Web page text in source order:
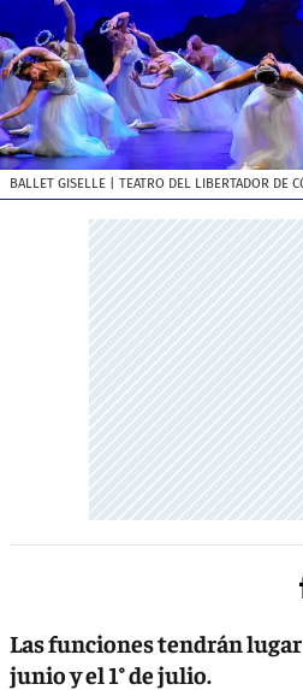
BALLET GISELLE | TEATRO DEL LIBERTADOR DE
Las funciones tendrán lugar
junio y el 1° de julio.